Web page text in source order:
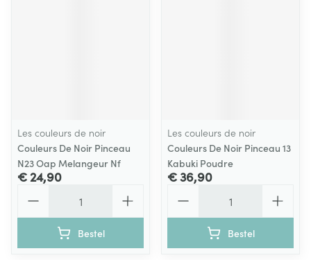
Les couleurs de noir
Couleurs De Noir Pinceau
N23 Oap Melangeur Nf
€ 24,90
Bestel
Les couleurs de noir
Couleurs De Noir Pinceau 13
Kabuki Poudre
€ 36,90
Bestel